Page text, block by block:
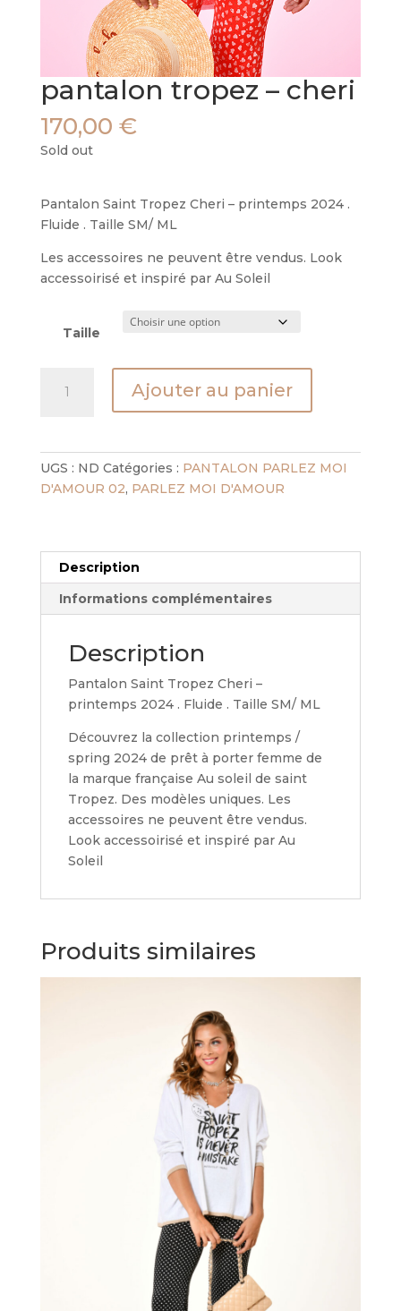
pantalon tropez – cheri
170,00 €
Sold out
Pantalon Saint Tropez Cheri – printemps 2024 .
Fluide . Taille SM/ ML
Les accessoires ne peuvent être vendus. Look
accessoirisé et inspiré par Au Soleil
Taille
Ajouter au panier
UGS : ND Catégories : PANTALON PARLEZ MOI
D'AMOUR 02, PARLEZ MOI D'AMOUR
Description
Informations complémentaires
Description
Pantalon Saint Tropez Cheri –
printemps 2024 . Fluide . Taille SM/ ML
Découvrez la collection printemps /
spring 2024 de prêt à porter femme de
la marque française Au soleil de saint
Tropez. Des modèles uniques. Les
accessoires ne peuvent être vendus.
Look accessoirisé et inspiré par Au
Soleil
Produits similaires